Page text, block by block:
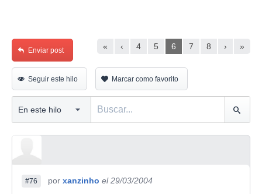
« ‹ 4 5 6 7 8 › »
Enviar post
Seguir este hilo Marcar como favorito
#76 por xanzinho el 29/03/2004